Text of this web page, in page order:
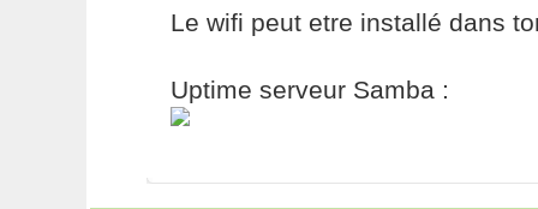
Le wifi peut etre installé dans
Uptime serveur Samba :